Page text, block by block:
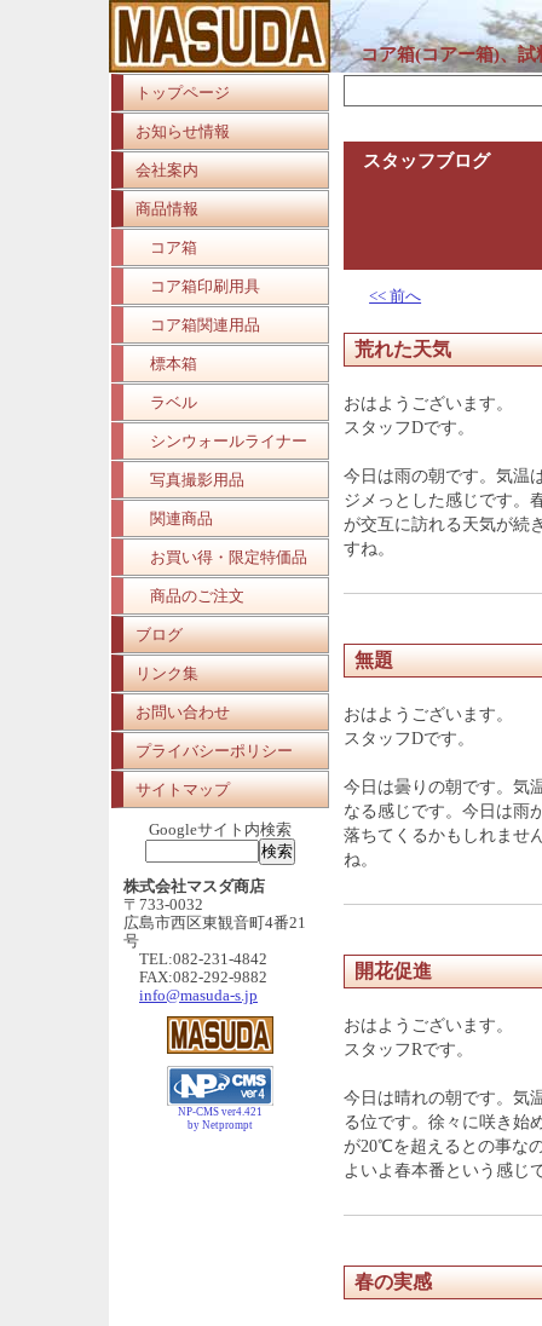
コア箱(コアー箱)、
トップページ
お知らせ情報
会社案内
商品情報
コア箱
コア箱印刷用具
コア箱関連用品
標本箱
ラベル
シンウォールライナー
写真撮影用品
関連商品
お買い得・限定特価品
商品のご注文
ブログ
リンク集
お問い合わせ
プライバシーポリシー
サイトマップ
Googleサイト内検索
株式会社マスダ商店
〒733-0032
広島市西区東観音町4番21
号
TEL:082-231-4842
FAX:082-292-9882
info@masuda-s.jp
NP-CMS ver4.421
by Netprompt
スタッフブログ
<< 前へ
荒れた天気
おはようございます。
スタッフDです。
今日は雨の朝です。気温
ジメっとした感じです。
が交互に訪れる天気が続
すね。
無題
おはようございます。
スタッフDです。
今日は曇りの朝です。気
なる感じです。今日は雨
落ちてくるかもしれませ
ね。
開花促進
おはようございます。
スタッフRです。
今日は晴れの朝です。気
る位です。徐々に咲き始
が20℃を超えるとの事な
よいよ春本番という感じ
春の実感